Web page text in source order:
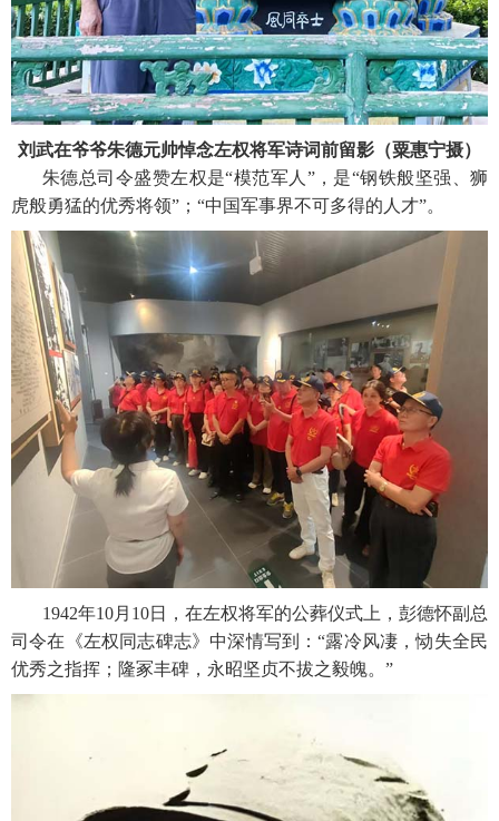
刘武在爷爷朱德元帅悼念左权将军诗词前留影（粟惠宁摄）
朱德总司令盛赞左权是“模范军人”，是“钢铁般坚强、狮
虎般勇猛的优秀将领”；“中国军事界不可多得的人才”。
1942年10月10日，在左权将军的公葬仪式上，彭德怀副总
司令在《左权同志碑志》中深情写到：“露冷风凄，恸失全民
优秀之指挥；隆冢丰碑，永昭坚贞不拔之毅魄。”